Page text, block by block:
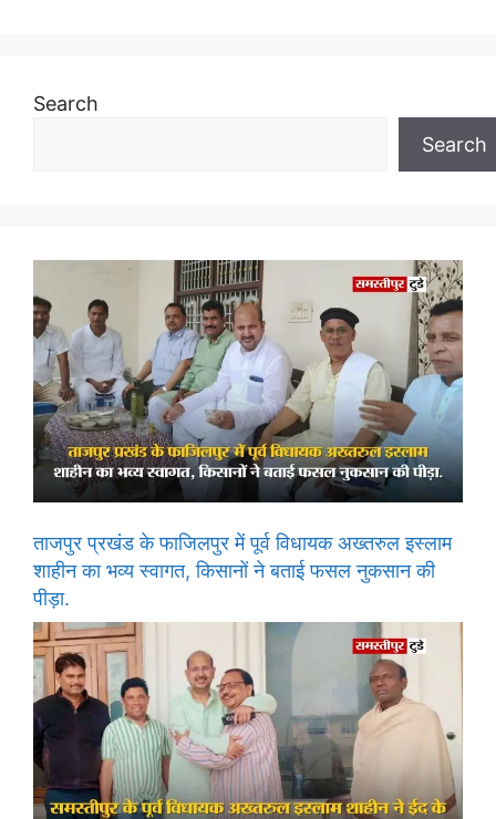
Search
Search
ताजपुर प्रखंड के फाजिलपुर में पूर्व विधायक अख्तरुल इस्लाम
शाहीन का भव्य स्वागत, किसानों ने बताई फसल नुकसान की
पीड़ा.